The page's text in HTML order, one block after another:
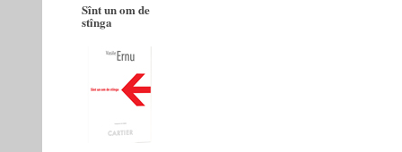
Sînt un om de
stînga